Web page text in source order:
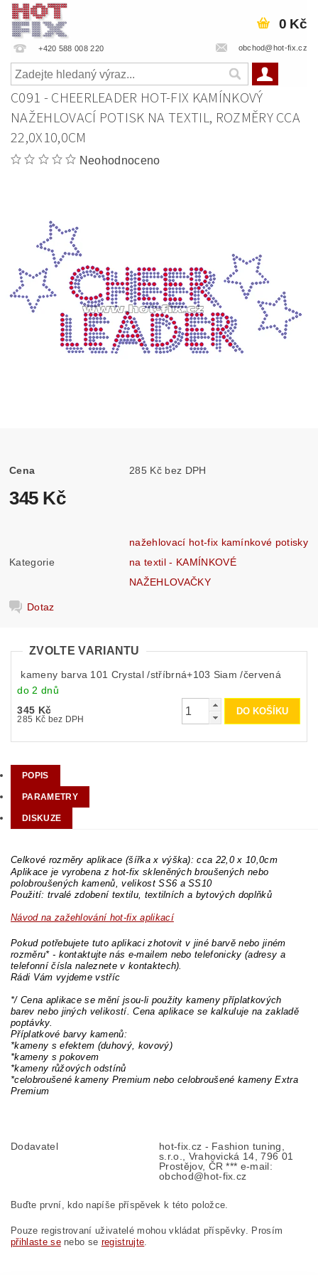
+420 588 008 220 obchod@hot-fix.cz
0 Kč
C091 - CHEERLEADER HOT-FIX KAMÍNKOVÝ
NAŽEHLOVACÍ POTISK NA TEXTIL, ROZMĚRY CCA
22,0X10,0CM
Neohodnoceno
Cena 285 Kč bez DPH
345 Kč
Kategorie
nažehlovací hot-fix kamínkové potisky
na textil - KAMÍNKOVÉ
NAŽEHLOVAČKY
Dotaz
ZVOLTE VARIANTU
kameny barva 101 Crystal /stříbrná+103 Siam /červená
do 2 dnů
345 Kč
285 Kč bez DPH
POPIS
PARAMETRY
DISKUZE
Celkové rozměry aplikace (šířka x výška): cca 22,0 x 10,0cm
Aplikace je vyrobena z hot-fix skleněných broušených nebo
polobroušených kamenů, velikost SS6 a SS10
Použití: trvalé zdobení textilu, textilních a bytových doplňků
Návod na zažehlování hot-fix aplikací
Pokud potřebujete tuto aplikaci zhotovit v jiné barvě nebo jiném
rozměru* - kontaktujte nás e-mailem nebo telefonicky (adresy a
telefonní čísla naleznete v kontaktech).
Rádi Vám vyjdeme vstříc
*/ Cena aplikace se mění jsou-li použity kameny příplatkových
barev nebo jiných velikostí. Cena aplikace se kalkuluje na zakladě
poptávky.
Příplatkové barvy kamenů:
*kameny s efektem (duhový, kovový)
*kameny s pokovem
*kameny růžových odstínů
*celobroušené kameny Premium nebo celobroušené kameny Extra
Premium
Dodavatel
hot-fix.cz - Fashion tuning,
s.r.o., Vrahovická 14, 796 01
Prostějov, ČR *** e-mail:
obchod@hot-fix.cz
Buďte první, kdo napíše příspěvek k této položce.
Pouze registrovaní uživatelé mohou vkládat příspěvky. Prosím
přihlaste senebo se registrujte.